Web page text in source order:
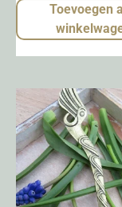
Toevoegen